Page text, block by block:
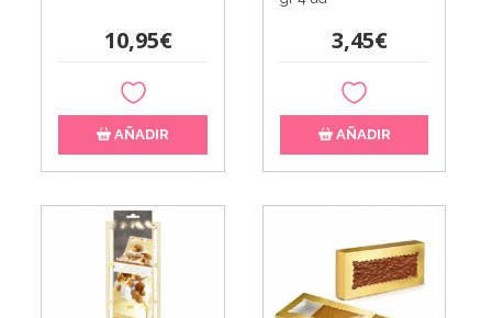
10,95€
AÑADIR
3,45€
AÑADIR